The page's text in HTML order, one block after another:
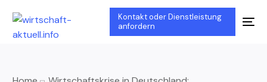
Kontakt oder Dienstleistung
anfordern